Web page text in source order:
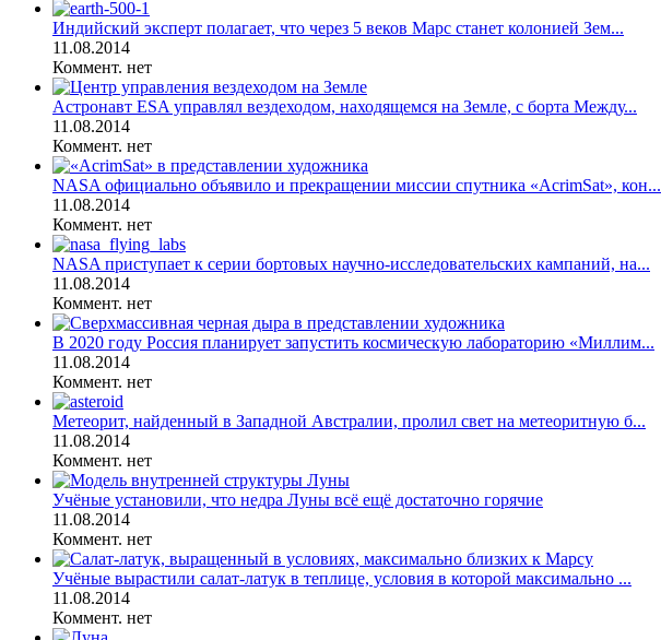
Индийский эксперт полагает, что через 5 веков Марс станет колонией Зем...
11.08.2014
Коммент. нет
Астронавт ESA управлял вездеходом, находящемся на Земле, с борта Между...
11.08.2014
Коммент. нет
NASA официально объявило и прекращении миссии спутника «AcrimSat», кон...
11.08.2014
Коммент. нет
NASA приступает к серии бортовых научно-исследовательских кампаний, на...
11.08.2014
Коммент. нет
В 2020 году Россия планирует запустить космическую лабораторию «Миллим...
11.08.2014
Коммент. нет
Метеорит, найденный в Западной Австралии, пролил свет на метеоритную б...
11.08.2014
Коммент. нет
Учёные установили, что недра Луны всё ещё достаточно горячие
11.08.2014
Коммент. нет
Учёные вырастили салат-латук в теплице, условия в которой максимально ...
11.08.2014
Коммент. нет